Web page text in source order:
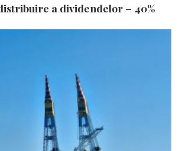
a dividendelor – 40%